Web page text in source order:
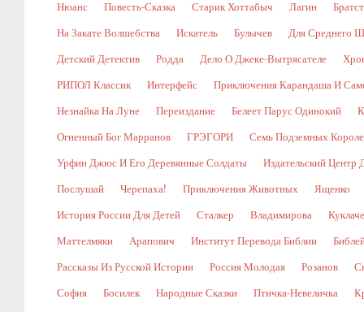
Нюанс Повесть-Сказка Старик Хоттабыч Лагин
На Закате Волшебства Искатель Булычев Для Среднего
Детский Детектив Родда Дело О Джеке-Вытрясателе
РИПОЛ Классик Интерфейс Приключения Карандаша И
Незнайка На Луне Переиздание Белеет Парус Одинокий
Огненный Бог Марранов ГРЭГОРИ Семь Подземных
Урфин Джюс И Его Деревянные Солдаты Издательский Центр
Послушай Черепаха! Приключения Животных Ященко
История России Для Детей Сталкер Владимирова
Маттелмяки Арапович Институт Перевода Библии
Рассказы Из Русской Истории Россия Молодая Розанов
София Босилек Народные Сказки Птичка-Невеличка